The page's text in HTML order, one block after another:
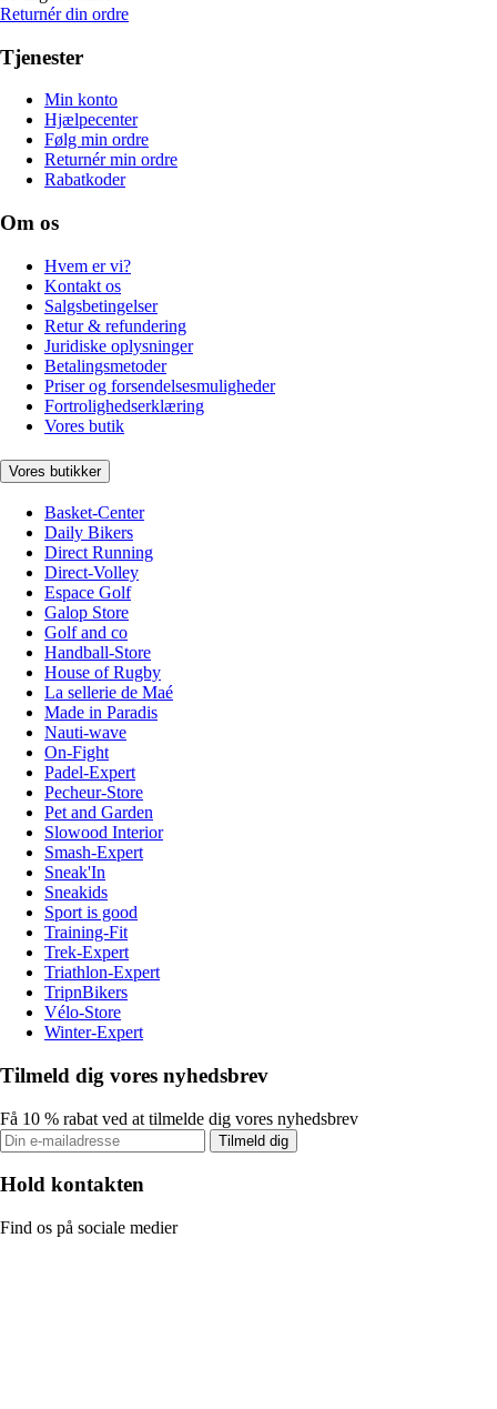
Returnér din ordre
Tjenester
Min konto
Hjælpecenter
Følg min ordre
Returnér min ordre
Rabatkoder
Om os
Hvem er vi?
Kontakt os
Salgsbetingelser
Retur & refundering
Juridiske oplysninger
Betalingsmetoder
Priser og forsendelsesmuligheder
Fortrolighedserklæring
Vores butik
Vores butikker
Basket-Center
Daily Bikers
Direct Running
Direct-Volley
Espace Golf
Galop Store
Golf and co
Handball-Store
House of Rugby
La sellerie de Maé
Made in Paradis
Nauti-wave
On-Fight
Padel-Expert
Pecheur-Store
Pet and Garden
Slowood Interior
Smash-Expert
Sneak'In
Sneakids
Sport is good
Training-Fit
Trek-Expert
Triathlon-Expert
TripnBikers
Vélo-Store
Winter-Expert
Tilmeld dig vores nyhedsbrev
Få 10 % rabat ved at tilmelde dig vores nyhedsbrev
Tilmeld dig
Hold kontakten
Find os på sociale medier